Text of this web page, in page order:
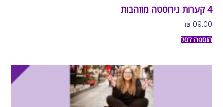
4 קערות נירוסטה מוזהבות
₪109.00
הוספה לסל